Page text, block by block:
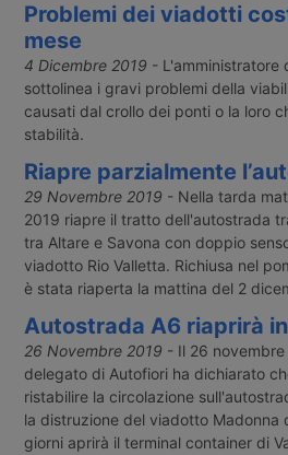
Problemi dei viadotti
mese
4 Dicembre 2019 - L'amministratore
sottolinea i gravi problemi della
causati dal crollo dei ponti o la loro
stabilità.
Riapre parzialmente
29 Novembre 2019 - Nella tarda
2019 riapre il tratto dell'autostrada
tra Altare e Savona con doppio
viadotto Rio Valletta. Richiusa nel
è stata riaperta la mattina del 2
Autostrada A6 riaprirà
26 Novembre 2019 - Il 26
delegato di Autofiori ha dichiarato
ristabilire la circolazione
la distruzione del viadotto Madonna
giorni aprirà il terminal container di